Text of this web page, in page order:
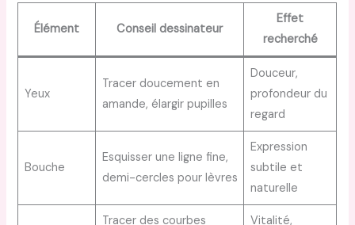
Élément Conseil dessinateur
Effet
recherché
Yeux
Tracer doucement en
amande, élargir pupilles
Douceur,
profondeur du
regard
Bouche
Esquisser une ligne fine,
demi-cercles pour lèvres
Expression
subtile et
naturelle
Tracer des courbes
Vitalité,